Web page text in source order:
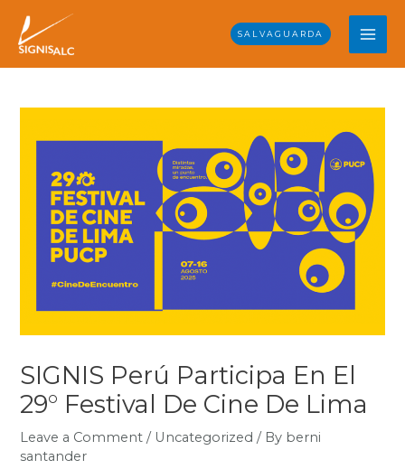
content
SALVAGUARDA
SIGNIS Perú Participa En El
29° Festival De Cine De Lima
Leave a Comment / Uncategorized / By berni
santander